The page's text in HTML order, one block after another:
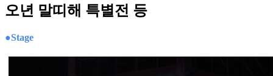
오년 말띠해 특별전 등
●Stage